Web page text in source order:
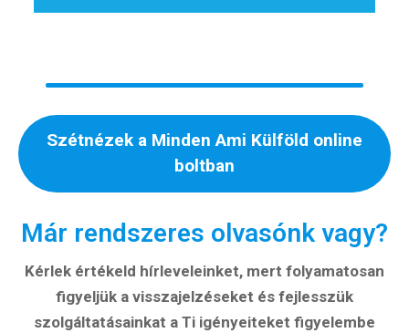
Szétnézek a Minden Ami Külföld online
boltban
Már rendszeres olvasónk vagy?
Kérlek értékeld hírleveleinket, mert folyamatosan
figyeljük a visszajelzéseket és fejlesszük
szolgáltatásainkat a Ti igényeiteket figyelembe